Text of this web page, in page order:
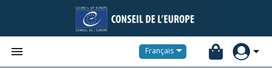
 Français